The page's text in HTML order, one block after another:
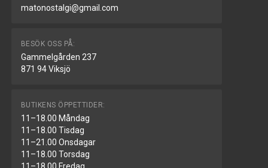
matonostalgi@gmail.com
BESÖK OSS PÅ:
Gammelgården 237
871 94 Viksjö
BUTIKENS ÖPPETTIDER:
11–18.00 Måndag
11–18.00 Tisdag
11–21.00 Onsdagar
11–18.00 Torsdag